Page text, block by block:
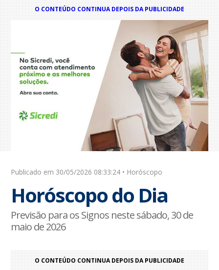
O CONTEÚDO CONTINUA DEPOIS DA PUBLICIDADE
Publicado em 30/05/2026 08:33:24 • Horóscopo
Horóscopo do Dia
Previsão para os Signos neste sábado, 30 de
maio de 2026
O CONTEÚDO CONTINUA DEPOIS DA PUBLICIDADE